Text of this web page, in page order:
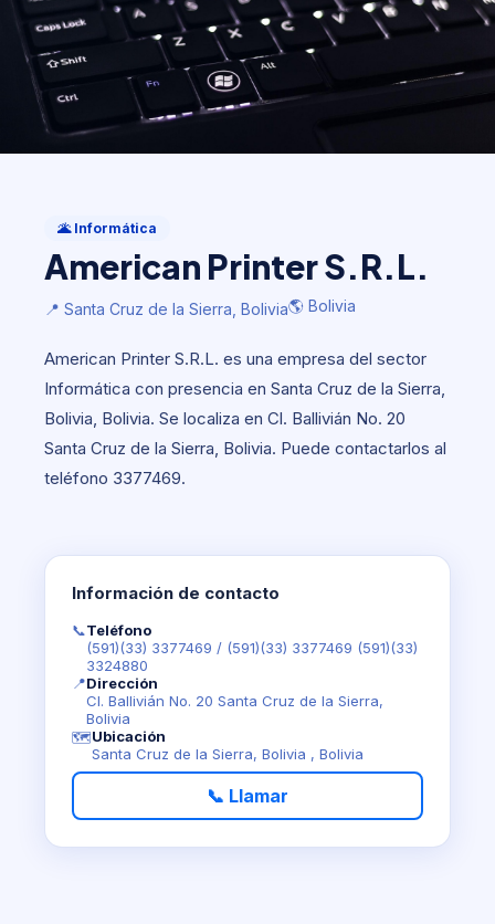
American Printer S.R.L.
📍 Santa Cruz de la Sierra, Bolivia🌎 Bolivia
🌋 Informática
American Printer S.R.L.
📍 Santa Cruz de la Sierra, Bolivia🌎 Bolivia
American Printer S.R.L. es una empresa del sector
Informática con presencia en Santa Cruz de la Sierra,
Bolivia, Bolivia. Se localiza en Cl. Ballivián No. 20
Santa Cruz de la Sierra, Bolivia. Puede contactarlos al
teléfono 3377469.
Información de contacto
📞Teléfono
(591)(33) 3377469 / (591)(33) 3377469 (591)(33)
3324880
📍Dirección
Cl. Ballivián No. 20 Santa Cruz de la Sierra,
Bolivia
🗺️Ubicación
Santa Cruz de la Sierra, Bolivia , Bolivia
📞 Llamar